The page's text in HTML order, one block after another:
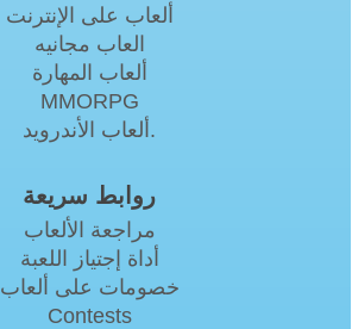
ألعاب على الإنترنت
العاب مجانيه
ألعاب المهارة
MMORPG
ألعاب الأندرويد.
روابط سريعة
مراجعة الألعاب
أداة إجتياز اللعبة
خصومات على ألعاب
Contests